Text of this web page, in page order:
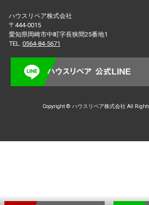
ハウスリペア株式会社
〒444-0015
愛知県岡崎市中町字長狭間25番地1
TEL. 0564-84-5671
Copyright © ハウスリペア株式会社 All